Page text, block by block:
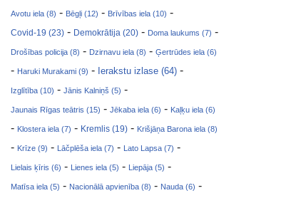
Avotu iela (8) - Bēgļi (12) - Brīvības iela (10) -
Covid-19 (23) - Demokrātija (20) - Doma laukums (7) -
Drošības policija (8) - Dzirnavu iela (8) - Ģertrūdes iela (6)
- Haruki Murakami (9) - Ierakstu izlase (64) -
Izglītība (10) - Jānis Kalniņš (5) -
Jaunais Rīgas teātris (15) - Jēkaba iela (6) - Kaļķu iela (6)
- Klostera iela (7) - Kremlis (19) - Krišjāņa Barona iela (8)
- Krīze (9) - Lāčplēša iela (7) - Lato Lapsa (7) -
Lielais ķīris (6) - Lienes iela (5) - Liepāja (5) -
Matīsa iela (5) - Nacionālā apvienība (8) - Nauda (6) -